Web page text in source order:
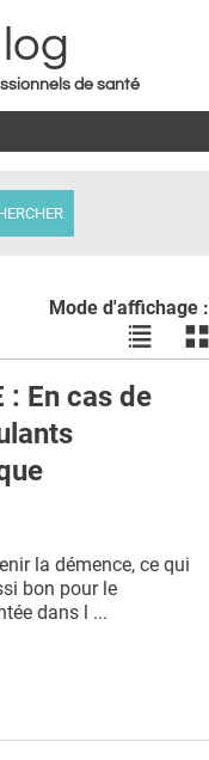
de santé
Mode d'affichage :
Voir
les
en
les
: En cas de
la démence, ce qui
bon pour le
dans l ...